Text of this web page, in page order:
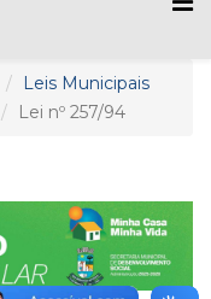
Leis Municipais
Lei nº 257/94